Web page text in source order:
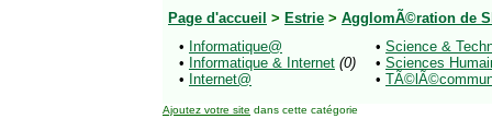
Page d'accueil > Estrie > AgglomÃ©ration de
• Informatique@
• Informatique & Internet (0)
• Internet@
• Science &
• Sciences
•
Ajoutez votre site dans cette catégorie